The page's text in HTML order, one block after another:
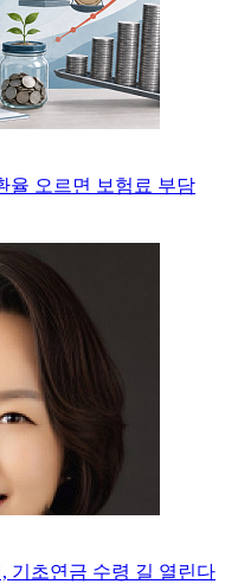
율 오르면 보험료 부담
기초연금 수령 길 열린다